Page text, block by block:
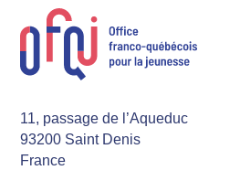
11, passage de l’Aqueduc
93200 Saint Denis
France